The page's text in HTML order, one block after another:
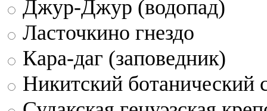
Джур-Джур (водопад)
Ласточкино гнездо
Кара-даг (заповедник)
Никитский ботанический